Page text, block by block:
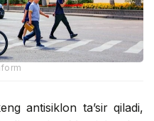
antisiklon ta’sir qiladi,